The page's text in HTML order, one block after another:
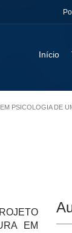
Início
PSICOLOGIA DE
EM